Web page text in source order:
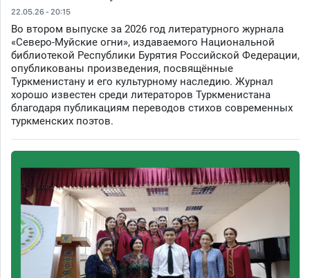
22.05.26 - 20:15
Во втором выпуске за 2026 год литературного журнала
«Северо-Муйские огни», издаваемого Национальной
библиотекой Республики Бурятия Российской Федерации,
опубликованы произведения, посвящённые
Туркменистану и его культурному наследию. Журнал
хорошо известен среди литераторов Туркменистана
благодаря публикациям переводов стихов современных
туркменских поэтов.